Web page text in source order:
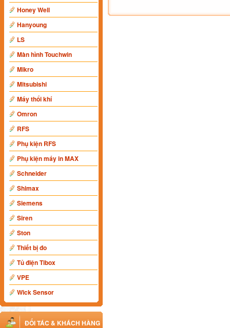
Honey Well
Hanyoung
LS
Màn hình Touchwin
Mikro
Mitsubishi
Máy thổi khí
Omron
RFS
Phụ kiện RFS
Phụ kiện máy in MAX
Schneider
Shimax
Siemens
Siren
Ston
Thiết bị đo
Tủ điện Tibox
VPE
Wick Sensor
ĐỐI TÁC & KHÁCH HÀNG